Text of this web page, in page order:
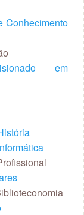
Conhecimento
em